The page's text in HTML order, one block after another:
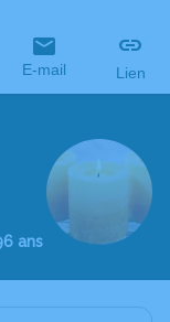
E-mail Lien
ans